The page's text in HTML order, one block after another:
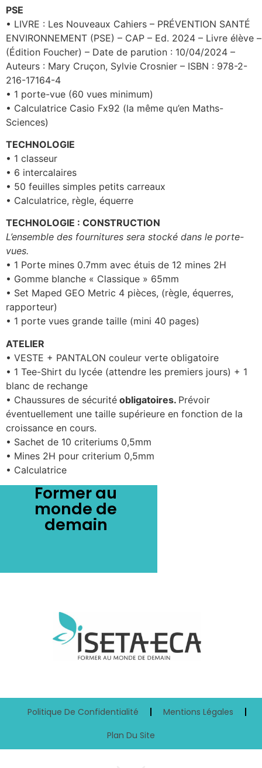
PSE
• LIVRE : Les Nouveaux Cahiers – PRÉVENTION SANTÉ
ENVIRONNEMENT (PSE) – CAP – Ed. 2024 – Livre élève –
(Édition Foucher) – Date de parution : 10/04/2024 –
Auteurs : Mary Cruçon, Sylvie Crosnier – ISBN : 978-2-
216-17164-4
• 1 porte-vue (60 vues minimum)
• Calculatrice Casio Fx92 (la même qu’en Maths-
Sciences)
TECHNOLOGIE
• 1 classeur
• 6 intercalaires
• 50 feuilles simples petits carreaux
• Calculatrice, règle, équerre
TECHNOLOGIE : CONSTRUCTION
L’ensemble des fournitures sera stocké dans le porte-
vues.
• 1 Porte mines 0.7mm avec étuis de 12 mines 2H
• Gomme blanche « Classique » 65mm
• Set Maped GEO Metric 4 pièces, (règle, équerres,
rapporteur)
• 1 porte vues grande taille (mini 40 pages)
ATELIER
• VESTE + PANTALON couleur verte obligatoire
• 1 Tee-Shirt du lycée (attendre les premiers jours) + 1
blanc de rechange
• Chaussures de sécurité obligatoires. Prévoir
éventuellement une taille supérieure en fonction de la
croissance en cours.
• Sachet de 10 criteriums 0,5mm
• Mines 2H pour criterium 0,5mm
• Calculatrice
Former au
monde de
demain
Politique De Confidentialité
Mentions Légales
Plan Du Site